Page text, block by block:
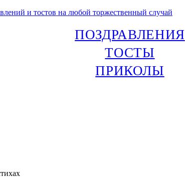
и тостов на любой торжественный случай
ПОЗДРАВЛЕНИЯ
ТОСТЫ
ПРИКОЛЫ